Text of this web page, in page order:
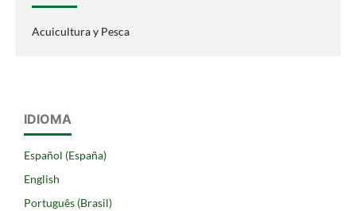
Acuicultura y Pesca
IDIOMA
Español (España)
English
Português (Brasil)